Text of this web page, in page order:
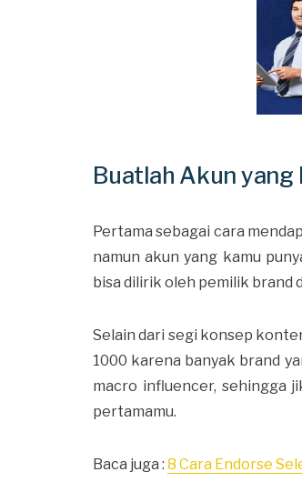
Buatlah Akun yang
Pertama sebagai cara
namun akun yang kamu
bisa dilirik oleh pemilik brand
Selain dari segi konsep
1000 karena banyak brand
macro influencer, sehingga
pertamamu.
Baca juga : 8 Cara Endorse